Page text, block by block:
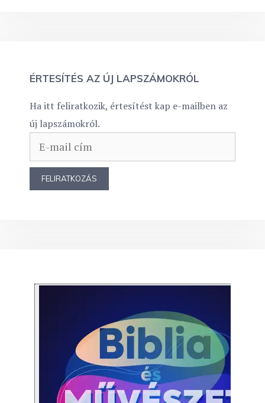
ÉRTESÍTÉS AZ ÚJ LAPSZÁMOKRÓL
Ha itt feliratkozik, értesítést kap e-mailben az
új lapszámokról.